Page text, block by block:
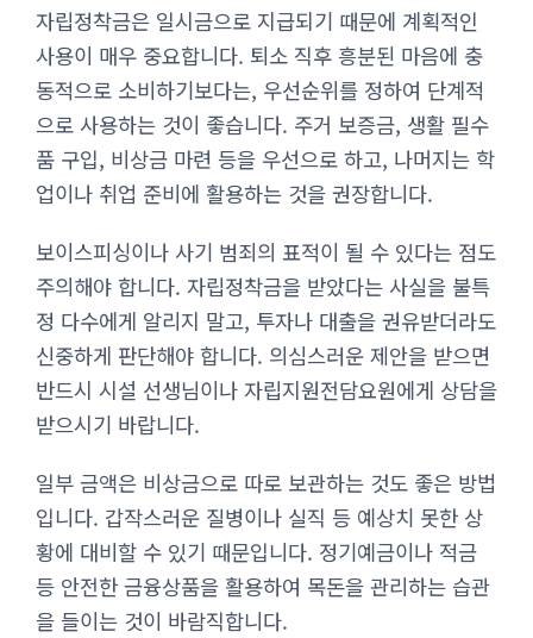
자립정착금은 일시금으로 지급되기 때문에 계획적인
사용이 매우 중요합니다. 퇴소 직후 흥분된 마음에 충
동적으로 소비하기보다는, 우선순위를 정하여 단계적
으로 사용하는 것이 좋습니다. 주거 보증금, 생활 필수
품 구입, 비상금 마련 등을 우선으로 하고, 나머지는 학
업이나 취업 준비에 활용하는 것을 권장합니다.
보이스피싱이나 사기 범죄의 표적이 될 수 있다는 점도
주의해야 합니다. 자립정착금을 받았다는 사실을 불특
정 다수에게 알리지 말고, 투자나 대출을 권유받더라도
신중하게 판단해야 합니다. 의심스러운 제안을 받으면
반드시 시설 선생님이나 자립지원전담요원에게 상담을
받으시기 바랍니다.
일부 금액은 비상금으로 따로 보관하는 것도 좋은 방법
입니다. 갑작스러운 질병이나 실직 등 예상치 못한 상
황에 대비할 수 있기 때문입니다. 정기예금이나 적금
등 안전한 금융상품을 활용하여 목돈을 관리하는 습관
을 들이는 것이 바람직합니다.